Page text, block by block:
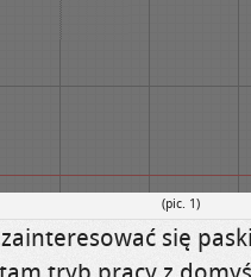
(pic. 1)
się